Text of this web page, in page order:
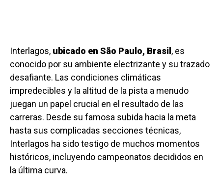
Interlagos, ubicado en São Paulo, Brasil , es
conocido por su ambiente electrizante y su trazado
desafiante. Las condiciones climáticas
impredecibles y la altitud de la pista a menudo
juegan un papel crucial en el resultado de las
carreras. Desde su famosa subida hacia la meta
hasta sus complicadas secciones técnicas,
Interlagos ha sido testigo de muchos momentos
históricos, incluyendo campeonatos decididos en
la última curva.